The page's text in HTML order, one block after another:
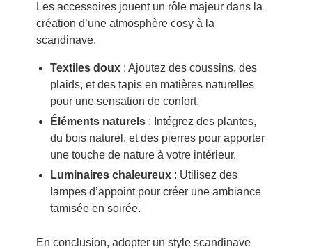
Les accessoires jouent un rôle majeur dans la
création d’une atmosphère cosy à la
scandinave.
Textiles doux: Ajoutez des coussins, des
plaids, et des tapis en matières naturelles
pour une sensation de confort.
Éléments naturels: Intégrez des plantes,
du bois naturel, et des pierres pour apporter
une touche de nature à votre intérieur.
Luminaires chaleureux: Utilisez des
lampes d’appoint pour créer une ambiance
tamisée en soirée.
En conclusion, adopter un style scandinave